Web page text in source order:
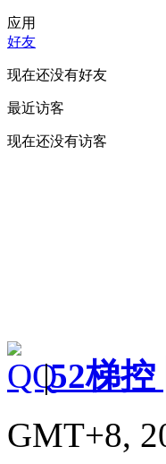
应用
好友
现在还没有好友
最近访客
现在还没有访客
|52梯
GMT+8,